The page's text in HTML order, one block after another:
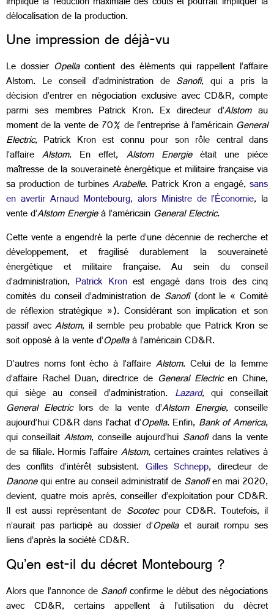
délocalisation de la production.
Une impression de déjà-vu
Le dossier Opellacontient des éléments qui rappellent l’affaire
Alstom. Le conseil d’administration de Sanofi, qui a pris la
décision d’entrer en négociation exclusive avec CD&R, compte
parmi ses membres Patrick Kron. Ex directeur d’Alstomau
moment de la vente de 70% de l’entreprise à l’américainGeneral
Electric, Patrick Kron est connu pour son rôle central dans
l’affaireAlstom. En effet, Alstom Energie était une pièce
maîtresse de la souveraineté énergétique et militaire française via
sa production de turbinesArabelle. Patrick Kron a engagé,sans
en avertir Arnaud Montebourg, alors Ministre de l’Économie, la
vente d’Alstom Energieà l’américainGeneral Electric.
Cette vente a engendré la perte d’une décennie de recherche et
développement, et fragilisé durablement la souveraineté
énergétique et militaire française. Au sein du conseil
d’administration, Patrick Kronest engagé dans trois des cinq
comités du conseil d’administration de Sanofi(dont le « Comité
de réflexion stratégique »). Considérant son implication et son
passif avecAlstom, il semble peu probable que Patrick Kron se
soit opposé à la vente d’Opellaà l’américain CD&R.
D’autres noms font écho à l’affaire Alstom. Celui de la femme
d’affaire Rachel Duan, directrice de General Electricen Chine,
qui siège au conseil d’administration. Lazard, qui conseillait
General Electriclors de la vente d’Alstom Energie, conseille
aujourd’hui CD&R dans l’achat d’Opella. Enfin, Bank of America,
qui conseillait Alstom, conseille aujourd’hui Sanofidans la vente
de sa filiale. Hormis l’affaireAlstom, certaines craintes relatives à
des conflits d’intérêt subsistent. Gilles Schnepp, directeur de
Danonequi entre au conseil administratif deSanofien mai 2020,
devient, quatre mois après, conseiller d’exploitation pour CD&R.
Il est aussi représentant de Socotecpour CD&R. Toutefois, il
n’aurait pas participé au dossier d’Opellaet aurait rompu ses
liens d’après la société CD&R.
Qu’en est-il du décret Montebourg ?
Alors que l’annonce deSanoficonfirme le début des négociations